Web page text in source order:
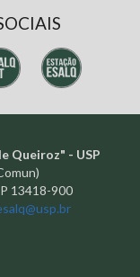
Queiroz" - USP
13418-900